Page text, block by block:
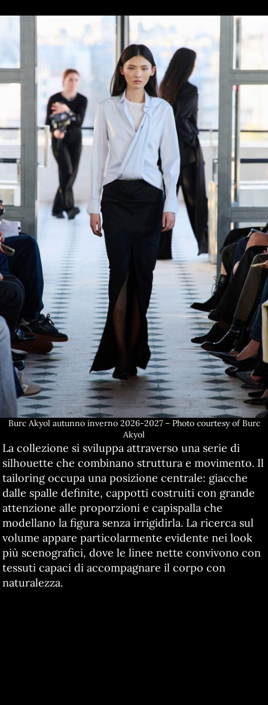
Burc Akyol autunno inverno 2026-2027 – Photo courtesy of Burc
Akyol
La collezione si sviluppa attraverso una serie di
silhouette che combinano struttura e movimento. Il
tailoring occupa una posizione centrale: giacche
dalle spalle definite, cappotti costruiti con grande
attenzione alle proporzioni e capispalla che
modellano la figura senza irrigidirla. La ricerca sul
volume appare particolarmente evidente nei look
più scenografici, dove le linee nette convivono con
tessuti capaci di accompagnare il corpo con
naturalezza.